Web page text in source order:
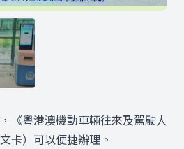
《粵港澳機動車輛往來及駕駛人
卡）可以便捷辦理。